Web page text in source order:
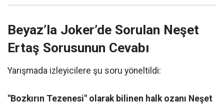
Beyaz’la Joker’de Sorulan Neşet
Ertaş Sorusunun Cevabı
Yarışmada izleyicilere şu soru yöneltildi:
"Bozkırın Tezenesi" olarak bilinen halk ozanı Neşet